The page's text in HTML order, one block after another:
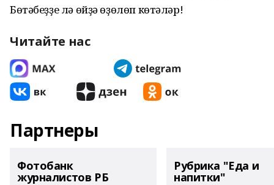
Бөтәбеҙҙе лә өйҙә өҙөлөп көтәләр!
Читайте нас
Партнеры
Фотобанк
журналистов РБ
Рубрика "Еда и
напитки"